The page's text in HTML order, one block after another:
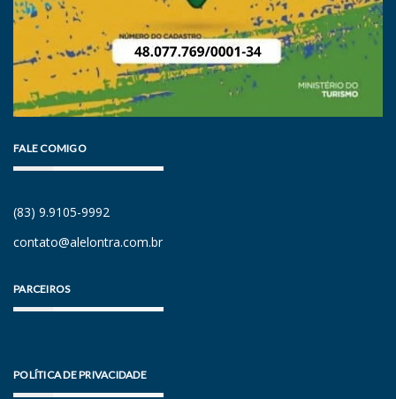
FALE COMIGO
(83) 9.9105-9992
contato@alelontra.com.br
PARCEIROS
POLÍTICA DE PRIVACIDADE